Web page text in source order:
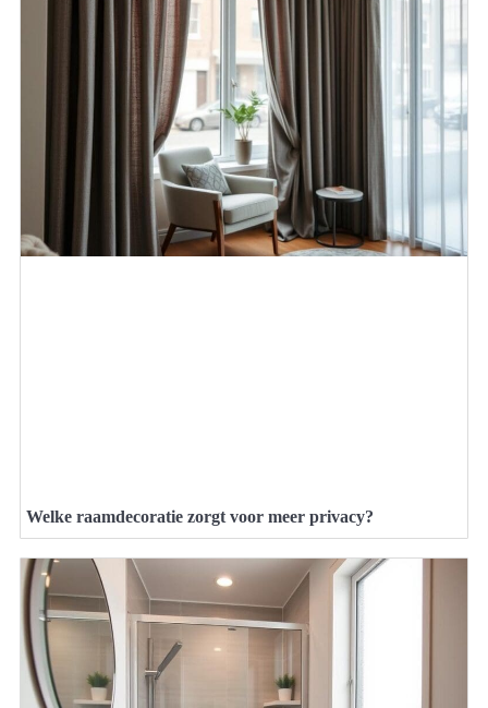
Welke raamdecoratie zorgt voor meer privacy?